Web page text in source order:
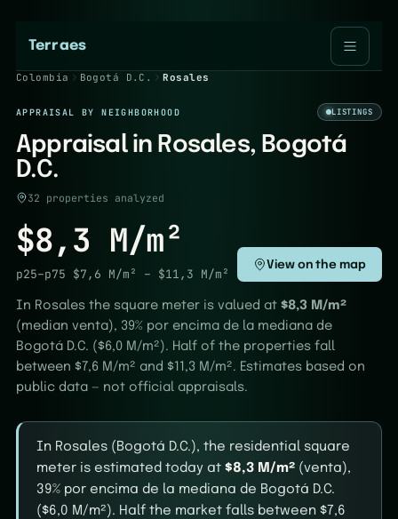
Terraes
Colombia Bogotá D.C. Rosales
APPRAISAL BY NEIGHBORHOOD LISTINGS
Appraisal in Rosales, Bogotá
D.C.
32 properties analyzed
$8,3 M/m²
p25–p75 $7,6 M/m² – $11,3 M/m²
View on the map
In Rosales the square meter is valued at $8,3 M/m²
(median venta), 39% por encima de la mediana de
Bogotá D.C. ($6,0 M/m²). Half of the properties fall
between $7,6 M/m² and $11,3 M/m². Estimates based on
public data — not official appraisals.
In Rosales (Bogotá D.C.), the residential square
meter is estimated today at $8,3 M/m² (venta),
39% por encima de la mediana de Bogotá D.C.
($6,0 M/m²). Half the market falls between $7,6